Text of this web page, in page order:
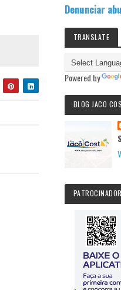
Denunciar
TRANSLATE
Powered by
BLOG JACO